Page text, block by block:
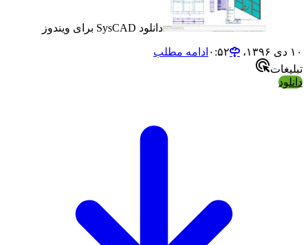
دانلود SysCAD برای ویندوز
ادامه مطلب